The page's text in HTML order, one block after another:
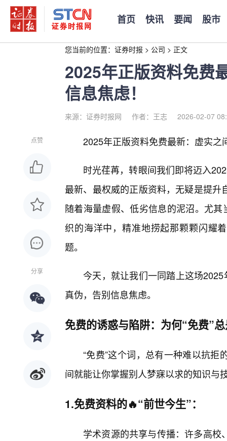
首页 快讯 要闻 股市
您当前的位置： 证券时报 > 公司 > 正文
2025年正版资料免费
信息焦虑！
来源：证券时报网 作者：王志 2026-02-07
点赞
分享
2025年正版资料免费最新：虚实之
时光荏苒，转眼间我们即将迈入
最新、最权威的正版资料，无疑是提
随着海量虚假、低劣信息的泥沼。尤
织的海洋中，精准地捞起那颗颗闪耀
题。
今天，就让我们一同踏上这场
真伪，告别信息焦虑。
免费的诱惑与陷阱：为何“免费”
“免费”这个词，总有一种难以抗
间就能让你掌握别人梦寐以求的知识与
1.免费资料的🔥“前世今生”：
学术资源的共享与传播：许多高